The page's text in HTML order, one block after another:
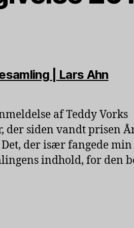
| Lars Ahnsiger:
af Teddy Vorks
der siden vandt prisen
der især fangede min
indhold, for den